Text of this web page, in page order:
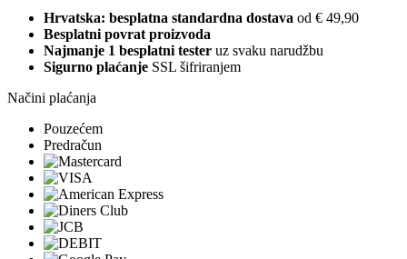
Hrvatska: besplatna standardna dostava od € 49,90
Besplatni povrat proizvoda
Najmanje 1 besplatni tester uz svaku narudžbu
Sigurno plaćanje SSL šifriranjem
Načini plaćanja
Pouzećem
Predračun